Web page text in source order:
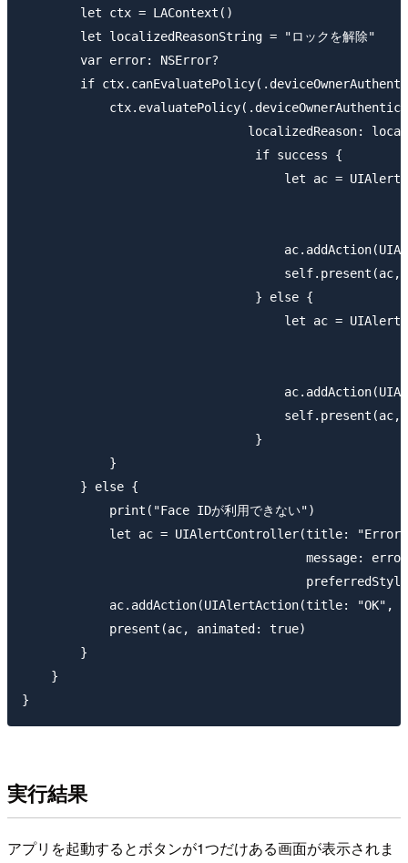
        let ctx = LAContext()
        let localizedReasonString = "ロックを解除"
        var error: NSError?
if
localizedReason:
                                if success {
let ac =
self.present(ac,
                                } else {
let ac =
self.present(ac,
                                }
            }
        } else {
            print("Face IDが利用できない")
let ac = UIAlertController(title:
message:
ac.addAction(UIAlertAction(title: "OK",
            present(ac, animated: true)
        }
    }
実行結果
アプリを起動するとボタンが1つだけある画面が表示されま